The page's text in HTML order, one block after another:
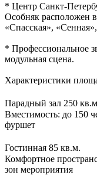
* Центр Санкт-
Особняк расположен
«Спасская»,
* Профессиональное
модульная сцена.
Характеристики
Парадный зал 250
Вместимость: до 150
фуршет
Гостинная 85 кв.м.
Комфортное
зон мероприятия